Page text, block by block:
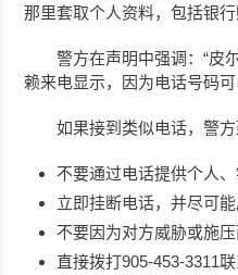
那里套取个人资料，包括银行
警方在声明中强调：“皮
赖来电显示，因为电话号码
如果接到类似电话，警方
不要通过电话提供个人
立即挂断电话，并尽可
不要因为对方威胁或施
直接拨打905-453-3311